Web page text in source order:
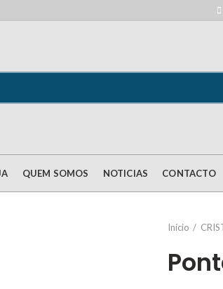
QUEM SOMOS NOTICIAS CONTACTO
Início